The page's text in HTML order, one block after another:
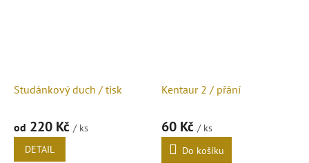
Studánkový duch / tisk
od 220 Kč / ks
DETAIL
Kentaur 2 / přání
60 Kč / ks
Do košíku